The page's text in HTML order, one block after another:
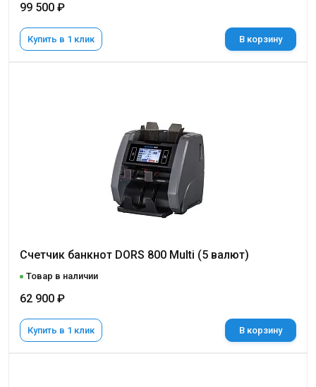
99 500 ₽
Купить в 1 клик В корзину
Cчетчик банкнот DORS 800 Multi (5 валют)
Товар в наличии
62 900 ₽
Купить в 1 клик В корзину